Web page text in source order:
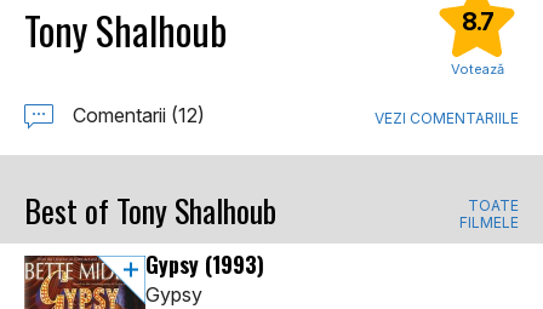
Tony Shalhoub 8.7
Votează
Comentarii (12) VEZI COMENTARIILE
Best of Tony Shalhoub
TOATE
FILMELE
Gypsy (1993)
Gypsy